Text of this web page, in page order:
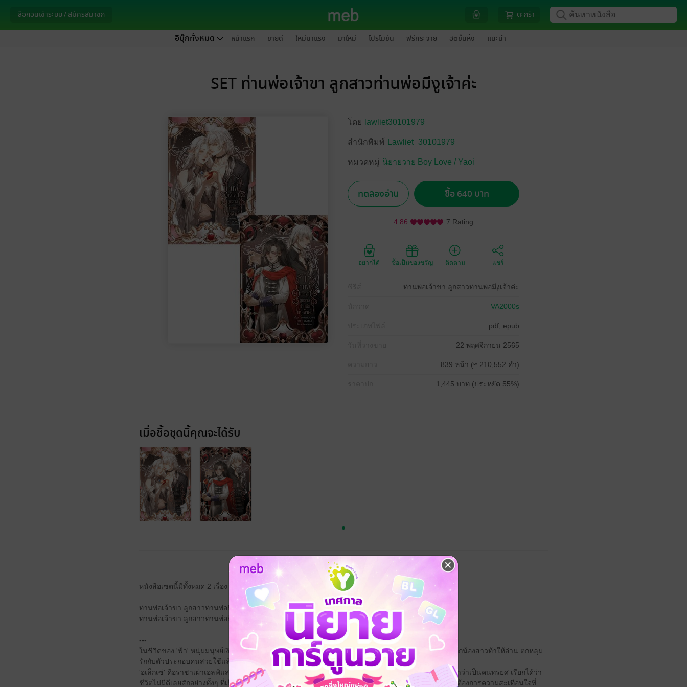
ล็อกอินเข้าระบบ / สมัครสมาชิก ตะกร้า
อีบุ๊กทั้งหมด หน้าแรก ขายดี ใหม่มาแรง มาใหม่ โปรโมชัน ฟรีกระจาย ฮิตขึ้นหิ้ง แนะนำ
SET ท่านพ่อเจ้าขา ลูกสาวท่านพ่อมีงูเจ้าค่ะ
โดย lawliet30101979
สำนักพิมพ์ Lawliet_30101979
หมวดหมู่ นิยายวาย Boy Love / Yaoi
ทดลองอ่าน ซื้อ 640 บาท
4.86 7 Rating
อยากได้ ซื้อเป็นของขวัญ ติดตาม แชร์
ท่านพ่อเจ้าขา ลูกสาวท่านพ่อมีงูเจ้าค่ะ
VA2000s
pdf, epub
22 พฤศจิกายน 2565
839 หน้า (≈ 210,552 คำ)
1,445 บาท (ประหยัด 55%)
เมื่อซื้อชุดนี้คุณจะได้รับ
หนังสือเซตนี้มีทั้งหมด 2 เรื่อง คือ
ท่านพ่อเจ้าขา ลูกสาวท่านพ่อมีงูเจ้าค่ะ 1
ท่านพ่อเจ้าขา ลูกสาวท่านพ่อมีงูเจ้าค่ะ 2 (จบ)
---
ในชีวิตของ 'ฟ้า' หนุ่มมนุษย์เงินเดือนธรรมดาๆ ไม่คิดเลยว่าชีวิตครั้งหนึ่ง จะต้องมาลงแดงกับนิยายวายที่ถูกน้องสาวท้าให้อ่าน ตกหลุม
รักกับตัวประกอบคนสวยใช้แล้วทิ้งในเรื่องคนหนึ่ง
'อเล็กเซ่' คือราชาเผ่าเอลฟ์แสนบริสุทธิ์ แต่กลับถูกจอมมารหลอกให้เลี้ยงลูก ถูกฝ่ายตัวเอกปั่นหัวไล่ฆ่า ถูกหาว่าเป็นคนทรยศ เรียกได้ว่า
ชีวิตไม่มีดีเลยสักอย่างทั้งๆ ที่เป็นคนจิตใจดีที่สุดในเรื่อง แต่อย่างว่าว่านิยายไม่ได้ต้องการคนดีที่น่าเบื่อ แต่ต้องการความสะเทือนใจที่